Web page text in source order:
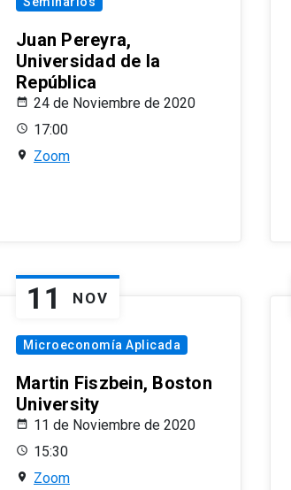
Juan Pereyra,
Universidad de la
República
24 de Noviembre de 2020
17:00
Zoom
11 NOV
Microeconomía Aplicada
Martin Fiszbein, Boston
University
11 de Noviembre de 2020
15:30
Zoom